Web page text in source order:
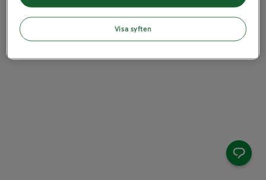
Visa syften